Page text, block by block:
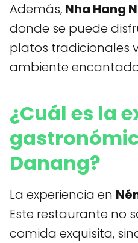
Además, Nha Hang
donde se puede
platos tradicionales
ambiente
¿Cuál es la
Danang?
La experiencia en
Este restaurante no
comida exquisita,